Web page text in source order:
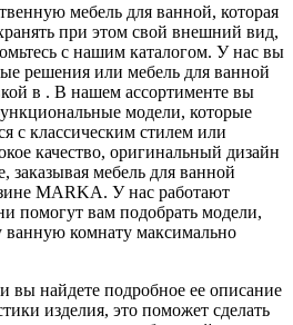
мебель для ванной, которая
при этом свой внешний вид,
с нашим каталогом. У нас вы
решения или мебель для ванной
в . В нашем ассортименте вы
модели, которые
с классическим стилем или
качество, оригинальный дизайн
заказывая мебель для ванной
MARKA. У нас работают
помогут вам подобрать модели,
комнату максимально
вы найдете подробное ее описание
изделия, это поможет сделать